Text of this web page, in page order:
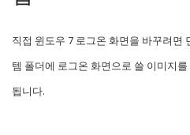
직접 윈도우 7 로그온 화면을 바꾸려면
템 폴더에 로그온 화면으로 쓸 이미지
됩니다.